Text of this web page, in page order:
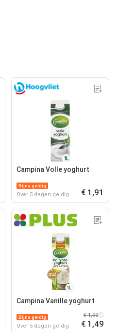
Campina Volle yoghurt
Bijna geldig
Over 5 dagen geldig € 1,91
Campina Vanille yoghurt
Bijna geldig
Over 5 dagen geldig
€ 1,99
€ 1,49